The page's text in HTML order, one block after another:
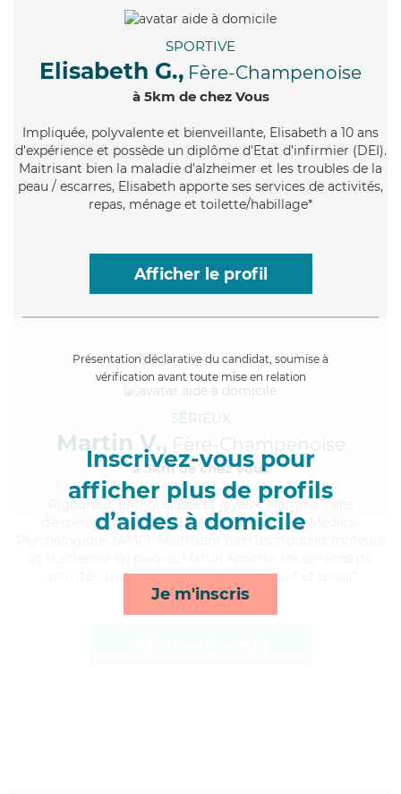
SPORTIVE
Elisabeth G., Fère-Champenoise
à 5km de chez Vous
Impliquée, polyvalente et bienveillante, Elisabeth a 10 ans
d'expérience et possède un diplôme d'Etat d'infirmier (DEI).
Maitrisant bien la maladie d'alzheimer et les troubles de la
peau / escarres, Elisabeth apporte ses services de activités,
repas, ménage et toilette/habillage*
Afficher le profil
Présentation déclarative du candidat, soumise à
vérification avant toute mise en relation
Inscrivez-vous pour
afficher plus de profils
d’aides à domicile
Je m'inscris
SÉRIEUX
Martin V., Fère-Champenoise
à 5km de chez Vous
, enthousiaste et joyeux, Martin a 7 ans
d'expérience et possède un diplôme d'Aide Médico-
activités, transports, surveillance de nuit et repas*